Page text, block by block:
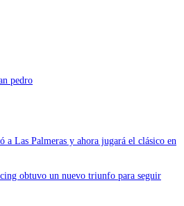
pedro
a Las Palmeras y ahora jugará el clásico en
obtuvo un nuevo triunfo para seguir